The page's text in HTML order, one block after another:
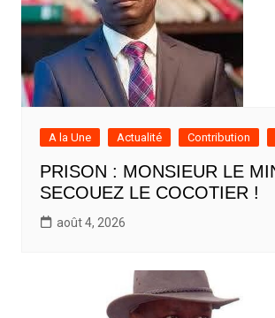
A la Une Actualité Contribution
PRISON : MONSIEUR LE
SECOUEZ LE COCOTIER !
août 4, 2026